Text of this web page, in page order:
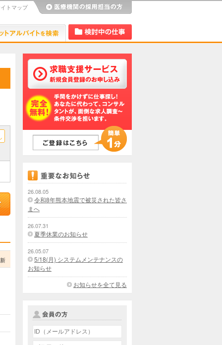
トマップ
Dr.アルなび
26.08.05
令和8年熊本地震で被災された皆さ
まへ
26.07.31
夏季休業のお知らせ
26.05.07
5/18(月) システムメンテナンスの
お知らせ
お知らせを全て見る